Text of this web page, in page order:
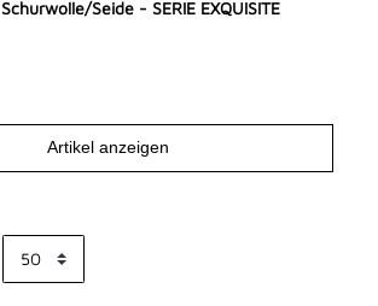
Seide - SERIE EXQUISITE
Artikel anzeigen